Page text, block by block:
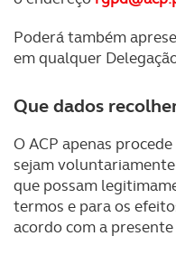
Poderá também
em qualquer
Que dados
O ACP apenas
sejam
que possam
termos e para os
acordo com a